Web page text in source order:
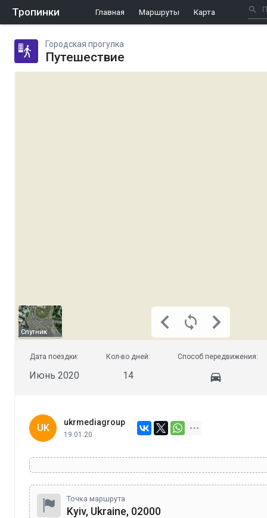
Тропинки Главная Маршруты Карта
Городская прогулка
Путешествие
Спутник
Дата поездки:
Июнь 2020
Кол-во дней:
14
Способ передвижения:
UK
ukrmediagroup
19.01.20
Точка маршрута
Kyiv, Ukraine, 02000